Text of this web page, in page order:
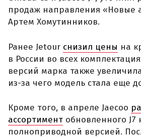
продаж направления «Новые
Артем Хомутинников.
Ранее Jetour снизил цены на
в России во всех
версий марка также
из-за чего модель стала еще
Кроме того, в апреле Jaecoo
ассортимент обновленного J7
полноприводной версией.